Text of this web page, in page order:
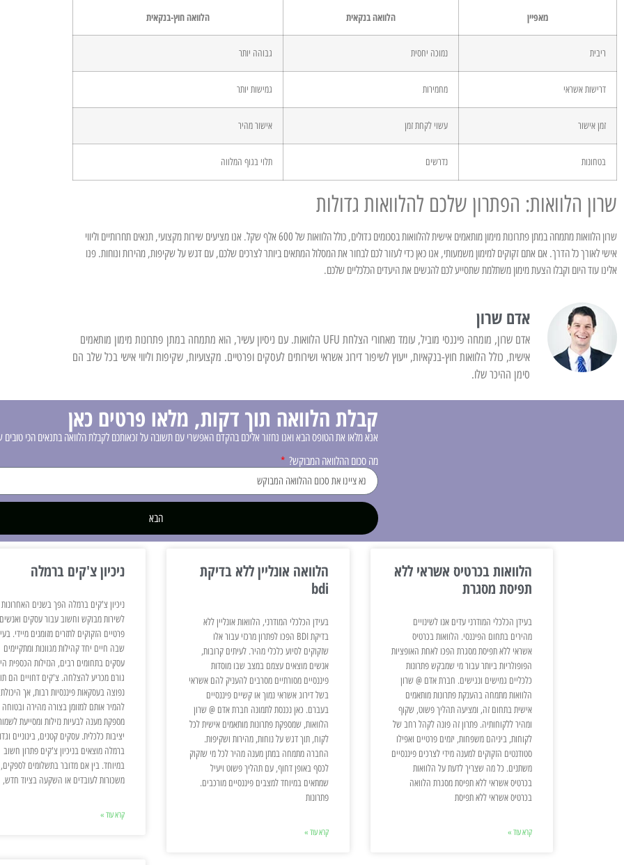
מאפיין הלוואה בנקאית הלוואה חוץ-בנקאית
ריבית נמוכה יחסית גבוהה יותר
דרישות אשראי מחמירות גמישות יותר
זמן אישור עשוי לקחת זמן אישור מהיר
בטחונות נדרשים תלוי בגוף המלווה
שרון הלוואות: הפתרון שלכם להלוואות גדולות
שרון הלוואות מתמחה במתן פתרונות מימון מותאמים אישית להלוואות בסכומים גדולים, כולל הלוואות של 600 אלף שקל. אנו מציעים שירות מקצועי, תנאים תחרותיים וליווי
אישי לאורך כל הדרך. אם אתם זקוקים למימון משמעותי, אנו כאן כדי לעזור לכם לבחור את המסלול המתאים ביותר לצרכים שלכם, עם דגש על שקיפות, מהירות ונוחות. פנו
אלינו עוד היום וקבלו הצעת מימון משתלמת שתסייע לכם להגשים את היעדים הכלכליים שלכם.
אדם שרון
אדם שרון, מומחה פיננסי מוביל, עומד מאחורי הצלחת UFU הלוואות. עם ניסיון עשיר, הוא מתמחה במתן פתרונות מימון מותאמים
אישית, כולל הלוואות חוץ-בנקאיות, ייעוץ לשיפור דירוג אשראי ושירותים לעסקים ופרטיים. מקצועיות, שקיפות וליווי אישי בכל שלב הם
סימן ההיכר שלו.
קבלת הלוואה תוך דקות, מלאו פרטים כאן
אנא מלאו את הטופס הבא ואנו נחזור אליכם בהקדם האפשרי עם תשובה על זכאותכם לקבלת הלוואה בתנאים הכי
מה סכום ההלוואה המבוקש?
הבא
הלוואות בכרטיס אשראי ללא
תפיסת מסגרת
בעידן הכלכלי המודרני עדים אנו לשינויים
מהירים בתחום הפיננסי. הלוואות בכרטיס
אשראי ללא תפיסת מסגרת הפכו לאחת האופציות
הפופולריות ביותר עבור מי שמבקש פתרונות
כלכליים גמישים ונגישים. חברת אדם @ שרון
הלוואות מתמחה בהענקת פתרונות מותאמים
אישית בתחום זה, ומציעה תהליך פשוט, שקוף
ומהיר ללקוחותיה. פתרון זה פונה לקהל רחב של
לקוחות, ביניהם משפחות, יזמים פרטיים ואפילו
סטודנטים הזקוקים למענה מידי לצרכים פיננסיים
משתנים. כל מה שצריך לדעת על הלוואות
בכרטיס אשראי ללא תפיסת מסגרת הלוואה
בכרטיס אשראי ללא תפיסת
קרא עוד »
הלוואה אונליין ללא בדיקת
bdi
בעידן הכלכלי המודרני, הלוואות אונליין ללא
בדיקת BDI הפכו לפתרון מרכזי עבור אלו
שזקוקים לסיוע כלכלי מהיר. לעיתים קרובות,
אנשים מוצאים עצמם במצב שבו מוסדות
פיננסיים מסורתיים מסרבים להעניק להם אשראי
בשל דירוג אשראי נמוך או קשיים פיננסיים
בעברם. כאן נכנסת לתמונה חברת אדם @ שרון
הלוואות, שמספקת פתרונות מותאמים אישית לכל
לקוח, תוך דגש על נוחות, מהירות ושקיפות.
החברה מתמחה במתן מענה מהיר לכל מי שזקוק
לכסף באופן דחוף, עם תהליך פשוט ויעיל
שמתאים במיוחד למצבים פיננסיים מורכבים.
פתרונות
קרא עוד »
ניכיון צ'קים ברמלה
ניכיון צ'קים ברמלה הפך בשנים האחרונות
לשירות מבוקש וחשוב עבור עסקים ואנשים
פרטיים הזקוקים לתזרים מזומנים מיידי.
שבה חיים יחד קהילות מגוונות ומתקיימים
עסקים בתחומים רבים, הנזילות הכספית
גורם מכריע להצלחה. צ'קים דחויים הם
נפוצה בעסקאות פיננסיות רבות, אך היכולת
להמיר אותם למזומן בצורה מהירה ובטוחה
מספקת מענה לבעיות נזילות ומסייעת
יציבות כלכלית. עסקים קטנים, בינוניים
ברמלה מוצאים בניכיון צ'קים פתרון חשוב
במיוחד. בין אם מדובר בתשלומים לספקים,
משכורות לעובדים או השקעה בציוד חדש,
קרא עוד »